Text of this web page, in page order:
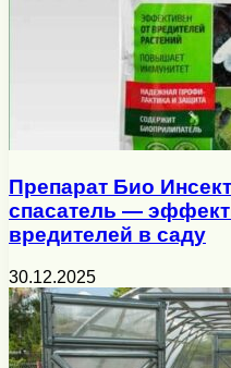
Препарат Био
спасатель —
вредителей в саду
30.12.2025